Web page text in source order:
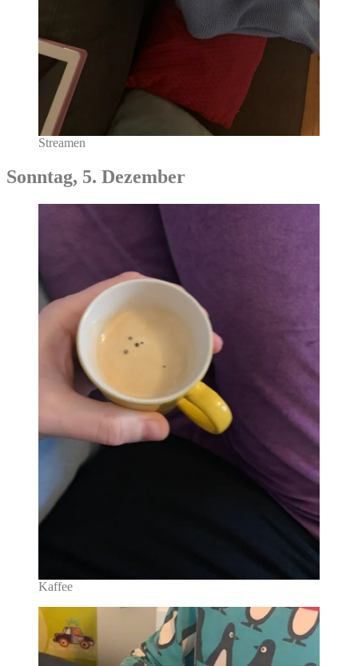
Streamen
Sonntag, 5. Dezember
Kaffee